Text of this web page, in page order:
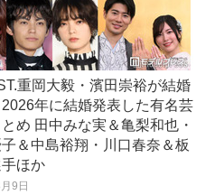
重岡大毅・濱田崇裕が結婚
年に結婚発表した有名芸
め 田中みな実＆亀梨和也・
＆中島裕翔・川口春奈＆板
ほか
9日